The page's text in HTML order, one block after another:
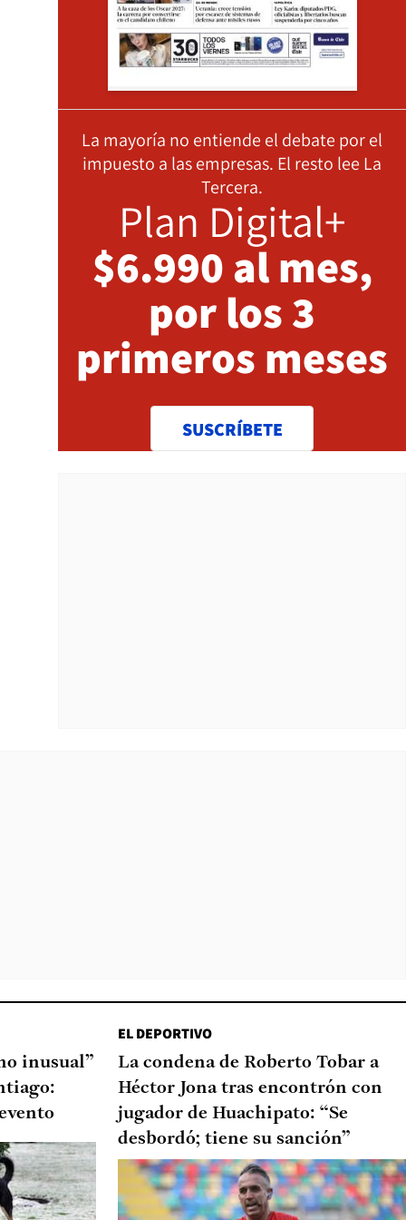
La mayoría no entiende el debate por el
impuesto a las empresas. El resto lee La
Tercera.
Plan Digital+
$6.990 al mes,
por los 3
primeros meses
SUSCRÍBETE
inusual”
EL DEPORTIVO
La condena de Roberto Tobar a
Héctor Jona tras encontrón con
jugador de Huachipato: “Se
desbordó; tiene su sanción”